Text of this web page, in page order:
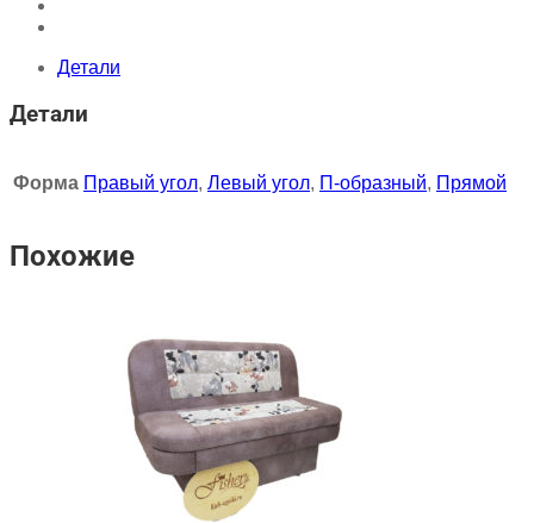
Детали
Детали
Форма Правый угол, Левый угол, П-образный, Прямой
Похожие